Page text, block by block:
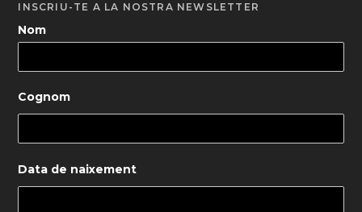
INSCRIU-TE A LA NOSTRA NEWSLETTER
Nom
Cognom
Data de naixement